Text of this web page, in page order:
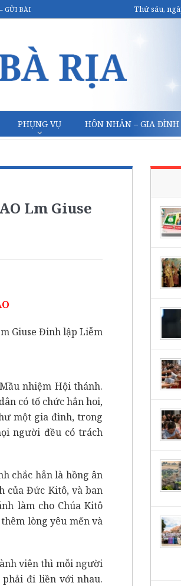
GỬI BÀI Thứ sáu,
PHỤNG VỤ HÔN NHÂN – GIA ĐÌNH
Lm Giuse
Giuse Đinh lập Liễm
nhiệm Hội thánh.
có tổ chức hẳn hoi,
một gia đình, trong
người đều có trách
chắc hẳn là hồng ân
của Đức Kitô, và ban
làm cho Chúa Kitô
lòng yêu mến và
viên thì mỗi người
đi liền với nhau.